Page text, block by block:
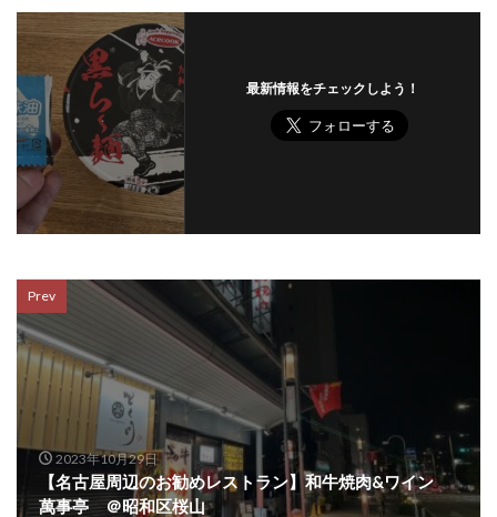
最新情報をチェックしよう！
Prev
2023年10月29日
【名古屋周辺のお勧めレストラン】和牛焼肉&ワイン
萬事亭 ＠昭和区桜山